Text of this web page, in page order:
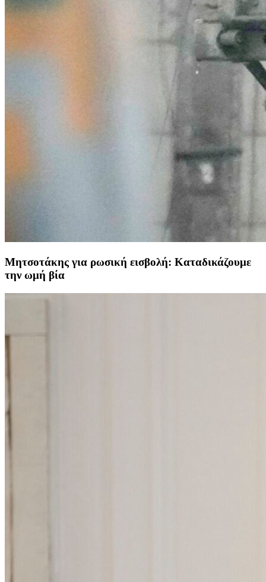
Μητσοτάκης για ρωσική εισβολή: Καταδικάζουμε
την ωμή βία